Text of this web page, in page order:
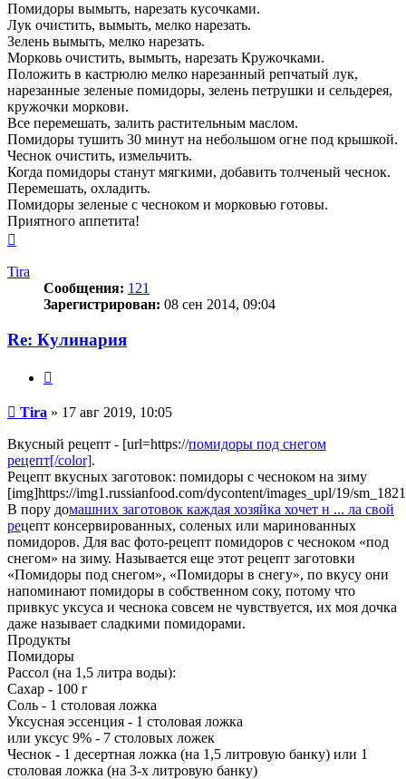
Помидоры вымыть, нарезать кусочками.
Лук очистить, вымыть, мелко нарезать.
Зелень вымыть, мелко нарезать.
Морковь очистить, вымыть, нарезать Кружочками.
Положить в кастрюлю мелко нарезанный репчатый лук,
нарезанные зеленые помидоры, зелень петрушки и сельдерея,
кружочки моркови.
Все перемешать, залить растительным маслом.
Помидоры тушить 30 минут на небольшом огне под крышкой.
Чеснок очистить, измельчить.
Когда помидоры станут мягкими, добавить толченый чеснок.
Перемешать, охладить.
Помидоры зеленые с чесноком и морковью готовы.
Приятного аппетита!
началу
Tira
Сообщения: 121
Зарегистрирован: 08 сен 2014, 09:04
Re: Кулинария
Сообщение
Tira » 17 авг 2019, 10:05
Вкусный рецепт - [url=https://помидоры под снегом
рецепт[/color].
Рецепт вкусных заготовок: помидоры с чесноком на зиму
[img]https://img1.russianfood.com/dycontent/images_upl/19/
В пору домашних заготовок каждая хозяйка хочет н ... ла свой
рецепт консервированных, соленых или маринованных
помидоров. Для вас фото-рецепт помидоров с чесноком «под
снегом» на зиму. Называется еще этот рецепт заготовки
«Помидоры под снегом», «Помидоры в снегу», по вкусу они
напоминают помидоры в собственном соку, потому что
привкус уксуса и чеснока совсем не чувствуется, их моя дочка
даже называет сладкими помидорами.
Продукты
Помидоры
Рассол (на 1,5 литра воды):
Сахар - 100 г
Соль - 1 столовая ложка
Уксусная эссенция - 1 столовая ложка
или уксус 9% - 7 столовых ложек
Чеснок - 1 десертная ложка (на 1,5 литровую банку) или 1
столовая ложка (на 3-х литровую банку)